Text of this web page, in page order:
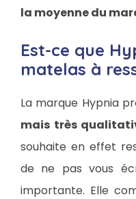
la moyenne du
Est-ce que
matelas à
La marque Hypnia
mais très
souhaite en effet
de ne pas vous
importante. Elle